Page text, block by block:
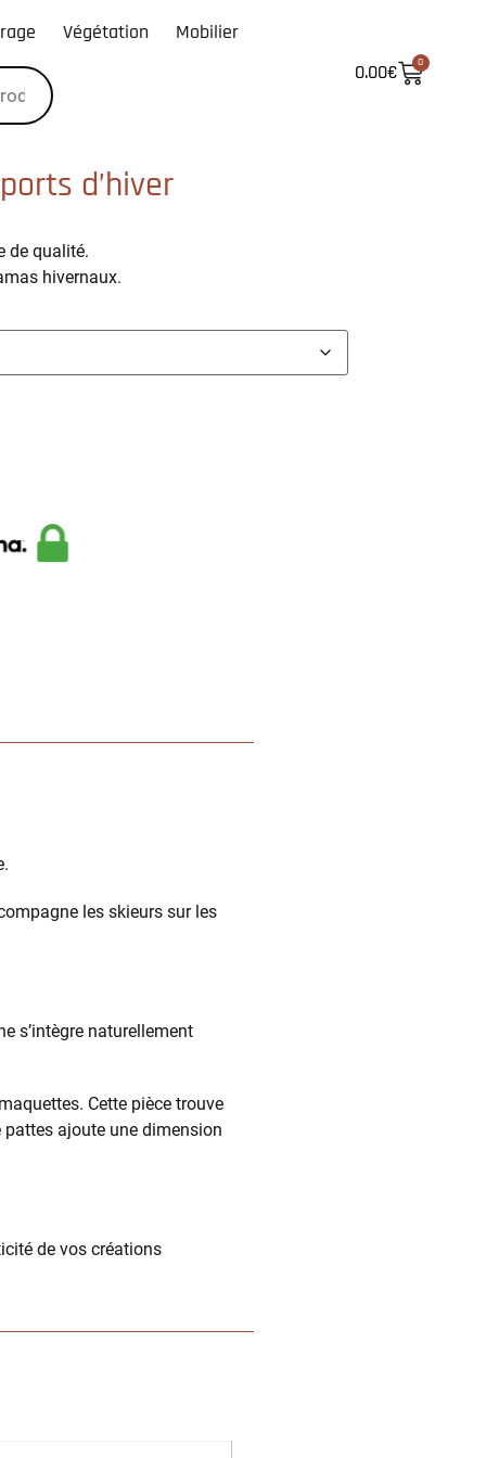
Végétation Mobilier
0.00€ 0
d’hiver
de qualité.
hivernaux.
les skieurs sur les
s’intègre naturellement
Cette pièce trouve
pattes ajoute une dimension
de vos créations